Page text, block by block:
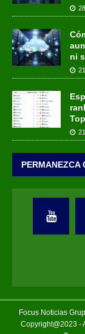
ni
PERMANEZCA
Focus Noticias
Copyright@2023 -